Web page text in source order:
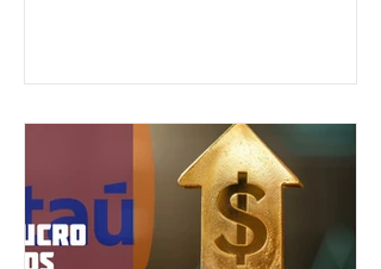
negociação encerrou a discussão das
cláusulas econômicas e sindicais da
minuta, e a representação dos
funcionários cobrou que o banco
apresente uma proposta c